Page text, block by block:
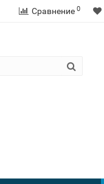
Сравнение 0